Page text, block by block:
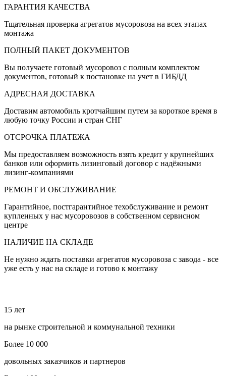
ГАРАНТИЯ КАЧЕСТВА
Тщательная проверка агрегатов мусоровоза на всех этапах
монтажа
ПОЛНЫЙ ПАКЕТ ДОКУМЕНТОВ
Вы получаете готовый мусоровоз с полным комплектом
документов, готовый к постановке на учет в ГИБДД
АДРЕСНАЯ ДОСТАВКА
Доставим автомобиль кротчайшим путем за короткое время в
любую точку России и стран СНГ
ОТСРОЧКА ПЛАТЕЖА
Мы предоставляем возможность взять кредит у крупнейших
банков или оформить лизинговый договор с надёжными
лизинг-компаниями
РЕМОНТ И ОБСЛУЖИВАНИЕ
Гарантийное, постгарантийное техобслуживание и ремонт
купленных у нас мусоровозов в собственном сервисном
центре
НАЛИЧИЕ НА СКЛАДЕ
Не нужно ждать поставки агрегатов мусоровоза с завода - все
уже есть у нас на складе и готово к монтажу
15 лет
на рынке строительной и коммунальной техники
Более 10 000
довольных заказчиков и партнеров